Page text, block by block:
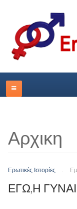
Αρχικη
Ερωτικές Ιστορίες
ΕΓΩ,Η